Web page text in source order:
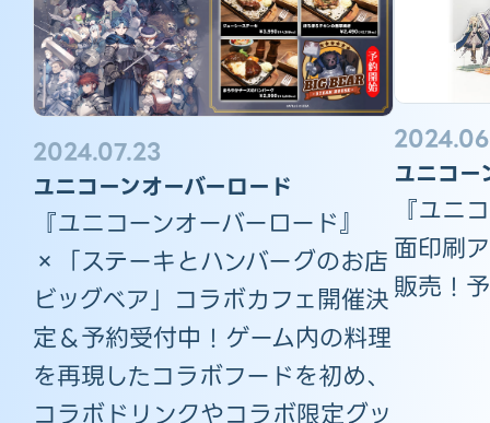
2024.07.23
ユニコーンオーバーロード
『ユニコーンオーバーロード』
×「ステーキとハンバーグのお店
ビッグベア」コラボカフェ開催決
定＆予約受付中！ゲーム内の料理
を再現したコラボフードを初め、
コラボドリンクやコラボ限定グッ
ユニコー
『ユニ
面印刷
販売！